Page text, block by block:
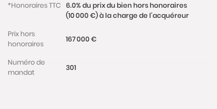
*Honoraires TTC 6.0% du prix du bien hors honoraires
(10 000 €) à la charge de l'acquéreur
Prix hors
honoraires
167 000 €
Numéro de
mandat
301